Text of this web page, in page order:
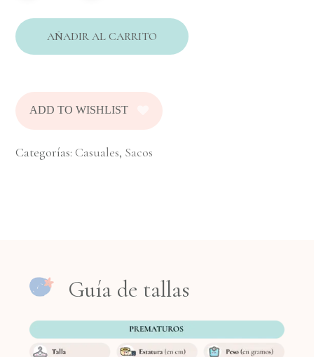
AÑADIR AL CARRITO
ADD TO WISHLIST
Categorías: Casuales, Sacos
Guía de tallas